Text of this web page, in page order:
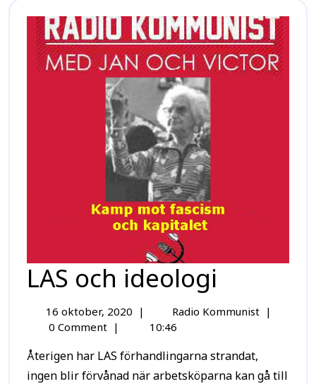
LAS och ideologi
16 oktober, 2020 | Radio Kommunist |
0 Comment | 10:46
Återigen har LAS förhandlingarna strandat,
ingen blir förvånad när arbetsköparna kan gå till